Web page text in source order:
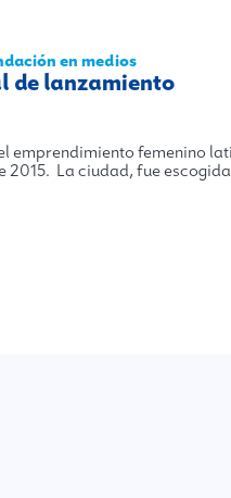
en medios
de lanzamiento
emprendimiento femenino
2015. La ciudad, fue